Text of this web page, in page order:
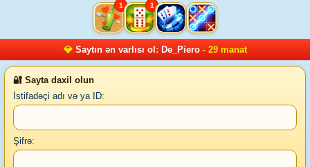
1 1
💎 Saytın ən varlısı ol : De_Piero- 29 manat
🔐 Sayta daxil olun
İstifadəçi adı və ya ID:
Şifrə: